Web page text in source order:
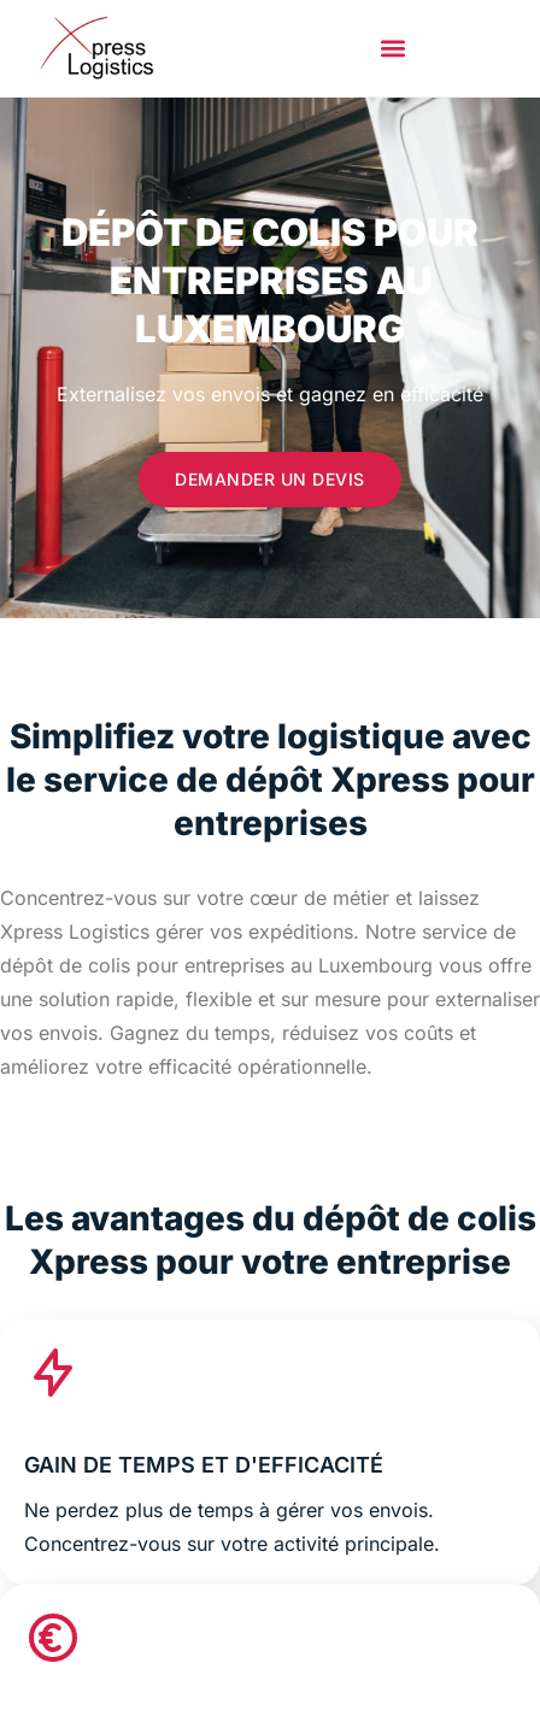
DÉPÔT DE COLIS POUR
ENTREPRISES AU
LUXEMBOURG
Externalisez vos envois et gagnez en efficacité
DEMANDER UN DEVIS
Simplifiez votre logistique avec
le service de dépôt Xpress pour
entreprises
Concentrez-vous sur votre cœur de métier et laissez
Xpress Logistics gérer vos expéditions. Notre service de
dépôt de colis pour entreprises au Luxembourg vous offre
une solution rapide, flexible et sur mesure pour externaliser
vos envois. Gagnez du temps, réduisez vos coûts et
améliorez votre efficacité opérationnelle.
Les avantages du dépôt de colis
Xpress pour votre entreprise
GAIN DE TEMPS ET D'EFFICACITÉ
Ne perdez plus de temps à gérer vos envois.
Concentrez-vous sur votre activité principale.